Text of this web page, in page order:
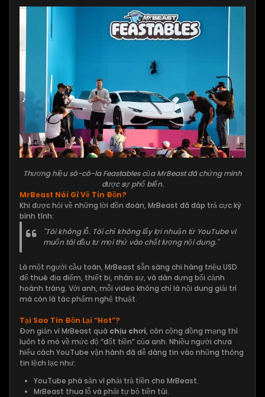
Thương hiệu sô-cô-la Feastables của MrBeast đã chứng minh
được sự phổ biến.
MrBeast Nói Gì Về Tin Đồn?
Khi được hỏi về những lời đồn đoán, MrBeast đã đáp trả cực kỳ
bình tĩnh:
"Tôi không lỗ. Tôi chỉ không lấy lợi nhuận từ YouTube vì
muốn tái đầu tư mọi thứ vào chất lượng nội dung."
Là một người cầu toàn, MrBeast sẵn sàng chi hàng triệu USD
để thuê địa điểm, thiết bị, nhân sự, và dàn dựng bối cảnh
hoành tráng. Với anh, mỗi video không chỉ là nội dung giải trí
mà còn là tác phẩm nghệ thuật.
Tại Sao Tin Đồn Lại “Hot”?
Đơn giản vì MrBeast quá chịu chơi, còn cộng đồng mạng thì
luôn tò mò về mức độ “đốt tiền” của anh. Nhiều người chưa
hiểu cách YouTube vận hành đã dễ dàng tin vào những thông
tin lệch lạc như:
YouTube phá sản vì phải trả tiền cho MrBeast.
MrBeast thua lỗ và phải tự bỏ tiền túi.